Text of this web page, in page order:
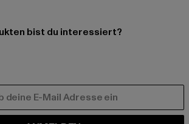
bist du interessiert?